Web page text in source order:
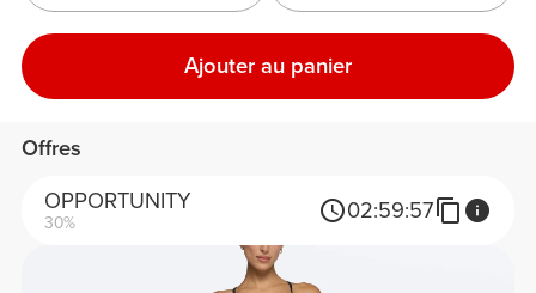
Ajouter au panier
Offres
OPPORTUNITY
30% 02:59:57